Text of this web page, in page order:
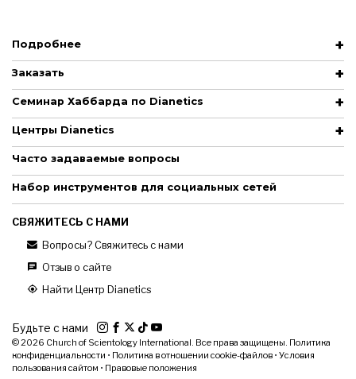
Подробнее
Заказать
Семинар Хаббарда по Dianetics
Центры Dianetics
Часто задаваемые вопросы
Набор инструментов для социальных сетей
СВЯЖИТЕСЬ С НАМИ
Вопросы? Свяжитесь с нами
Отзыв о сайте
Найти Центр Dianetics
Будьте с нами
© 2026 Church of Scientology International. Все права защищены. Политика
конфиденциальности • Политика в отношении cookie-файлов • Условия
пользования сайтом • Правовые положения